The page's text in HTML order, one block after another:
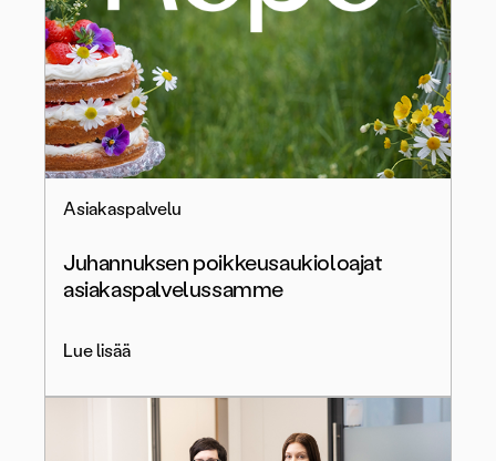
Asiakaspalvelu
Juhannuksen poikkeusaukioloajat
asiakaspalvelussamme
Lue lisää